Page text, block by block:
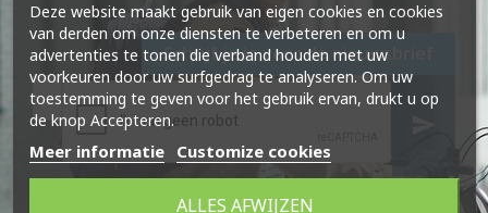
Schrijf je in voor de nieuwsbrief
Deze website maakt gebruik van eigen cookies en cookies
van derden om onze diensten te verbeteren en om u
advertenties te tonen die verband houden met uw
voorkeuren door uw surfgedrag te analyseren. Om uw
toestemming te geven voor het gebruik ervan, drukt u op
de knop Accepteren.
Meer informatie Customize cookies
ALLES AFWIJZEN